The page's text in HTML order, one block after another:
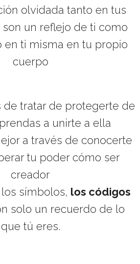
olvidada tanto en tus
un reflejo de ti como
en ti misma en tu propio
cuerpo
de tratar de protegerte de
a unirte a ella
a través de conocerte
tu poder cómo ser
creador
símbolos, los códigos
solo un recuerdo de lo
que tú eres.